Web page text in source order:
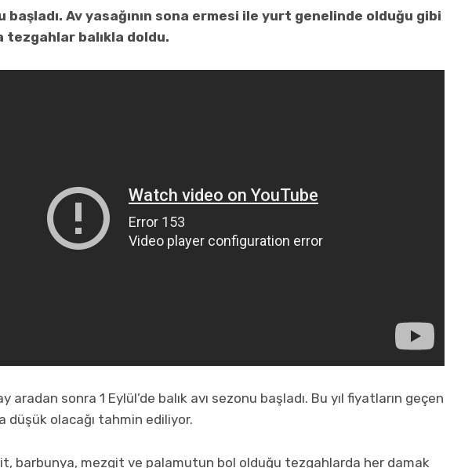
başladı. Av yasağının sona ermesi ile yurt genelinde olduğu gibi
tezgahlar balıkla doldu.
aradan sonra 1 Eylül’de balık avı sezonu başladı. Bu yıl fiyatların geçen
düşük olacağı tahmin ediliyor.
barbunya, mezgit ve palamutun bol olduğu tezgahlarda her damak